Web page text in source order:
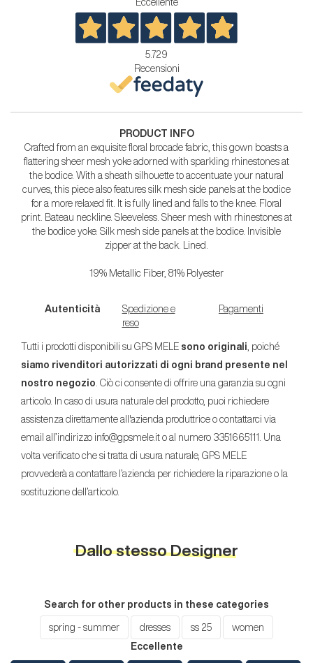
Eccellente
5.729
Recensioni
PRODUCT INFO
Crafted from an exquisite floral brocade fabric, this gown boasts a
flattering sheer mesh yoke adorned with sparkling rhinestones at
the bodice. With a sheath silhouette to accentuate your natural
curves, this piece also features silk mesh side panels at the bodice
for a more relaxed fit. It is fully lined and falls to the knee. Floral
print. Bateau neckline. Sleeveless. Sheer mesh with rhinestones at
the bodice yoke. Silk mesh side panels at the bodice. Invisible
zipper at the back. Lined.
19% Metallic Fiber, 81% Polyester
Autenticità
Spedizione e
reso
Pagamenti
Tutti i prodotti disponibili su GPS MELE sono originali , poiché
siamo rivenditori autorizzati di ogni brand presente nel
nostro negozio . Ciò ci consente di offrire una garanzia su ogni
articolo. In caso di usura naturale del prodotto, puoi richiedere
assistenza direttamente all'azienda produttrice o contattarci via
email all’indirizzo info@gpsmele.it o al numero 3351665111. Una
volta verificato che si tratta di usura naturale, GPS MELE
provvederà a contattare l’azienda per richiedere la riparazione o la
sostituzione dell’articolo.
Dallo stesso Designer
Search for other products in these categories
spring - summer dresses ss 25
women
Eccellente